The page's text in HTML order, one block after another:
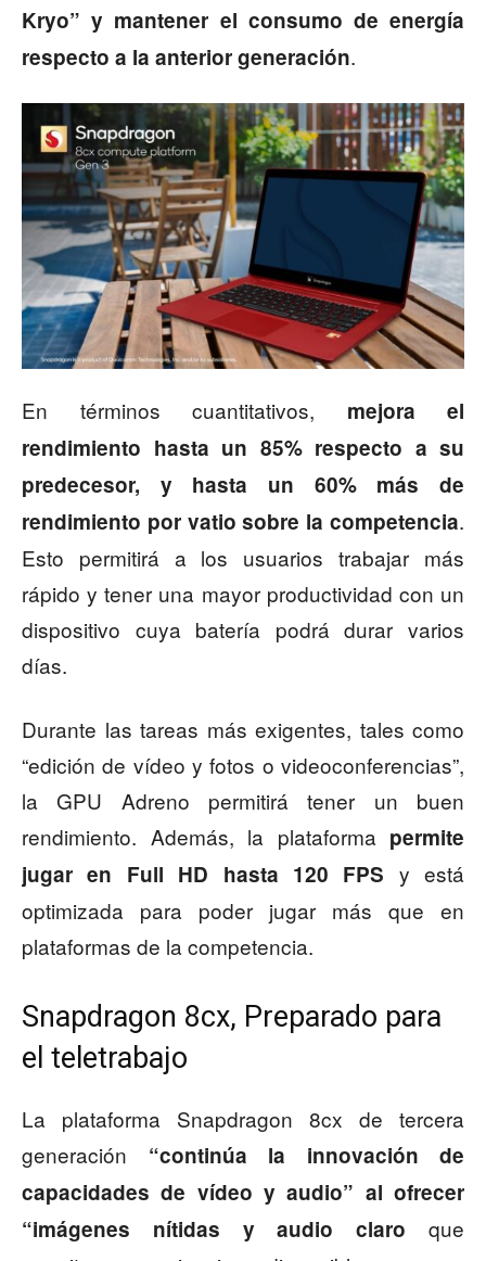
Kryo” y mantener el consumo de energía
respecto a la anterior generación.
En términos cuantitativos, mejora el
rendimiento hasta un 85% respecto a su
predecesor, y hasta un 60% más de
rendimiento por vatio sobre la competencia.
Esto permitirá a los usuarios trabajar más
rápido y tener una mayor productividad con un
dispositivo cuya batería podrá durar varios
días.
Durante las tareas más exigentes, tales como
“edición de vídeo y fotos o videoconferencias”,
la GPU Adreno permitirá tener un buen
rendimiento. Además, la plataforma permite
jugar en Full HD hasta 120 FPS y está
optimizada para poder jugar más que en
plataformas de la competencia.
Snapdragon 8cx, Preparado para
el teletrabajo
La plataforma Snapdragon 8cx de tercera
generación “continúa la innovación de
capacidades de vídeo y audio” al ofrecer
“imágenes nítidas y audio claro que